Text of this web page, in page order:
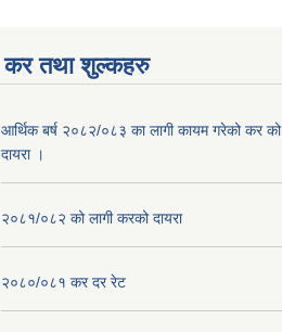
कर तथा शुल्कहरु
आर्थिक बर्ष २०८२/०८३ का लागी कायम गरेको कर को
दायरा ।
२०८१/०८२ को लागी करको दायरा
२०८०/०८१ कर दर रेट